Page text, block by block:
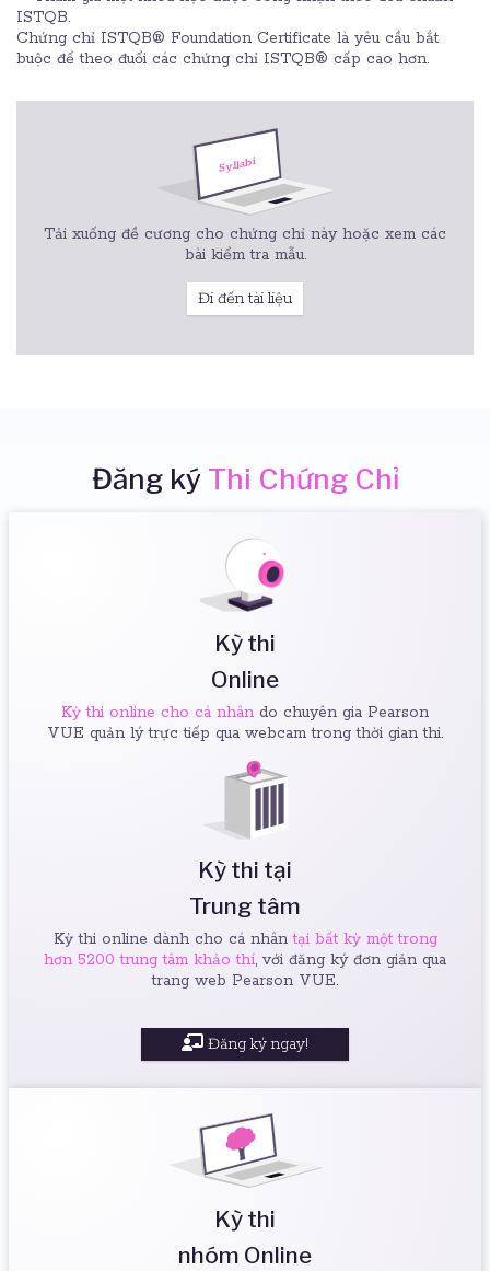
ISTQB.
Chứng chỉ ISTQB® Foundation Certificate là yêu cầu bắt
buộc để theo đuổi các chứng chỉ ISTQB® cấp cao hơn.
Tải xuống đề cương cho chứng chỉ này hoặc xem các
bài kiểm tra mẫu.
Đi đến tài liệu
Đăng ký Thi Chứng Chỉ
Kỳ thi
Online
Kỳ thi online cho cá nhân do chuyên gia Pearson
VUE quản lý trực tiếp qua webcam trong thời gian thi.
Kỳ thi tại
Trung tâm
Kỳ thi online dành cho cá nhântại bất kỳ một trong
hơn 5200 trung tâm khảo thí, với đăng ký đơn giản qua
trang web Pearson VUE.
Đăng ký ngay!
Kỳ thi
nhóm Online